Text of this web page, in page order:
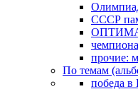
СССР
ОПТИМА:
прочие:
По темам
победа